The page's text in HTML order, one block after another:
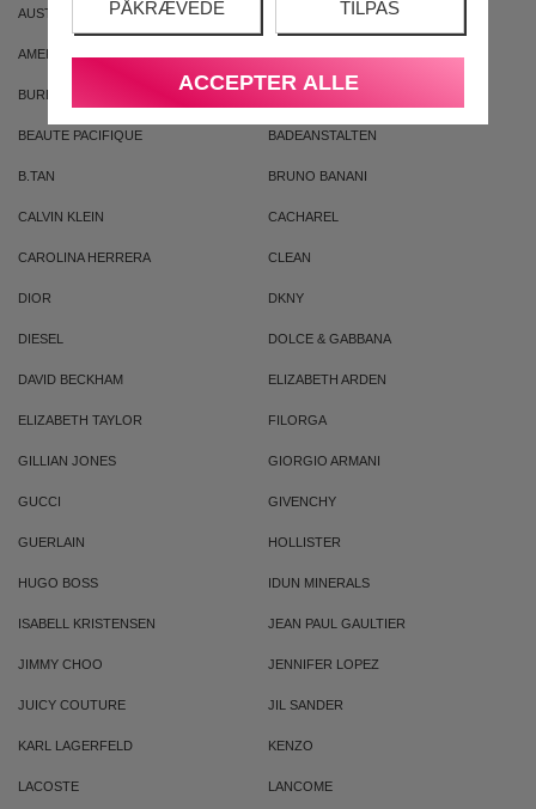
PÅKRÆVEDE TILPAS
ACCEPTER ALLE
AUSTRALIAN GOLD AUSTRALIAN BODYCARE
AMERICAN CREW
BURBERRY BVLGARI
BEAUTE PACIFIQUE BADEANSTALTEN
B.TAN BRUNO BANANI
CALVIN KLEIN CACHAREL
CAROLINA HERRERA CLEAN
DIOR DKNY
DIESEL DOLCE & GABBANA
DAVID BECKHAM ELIZABETH ARDEN
ELIZABETH TAYLOR FILORGA
GILLIAN JONES GIORGIO ARMANI
GUCCI GIVENCHY
GUERLAIN HOLLISTER
HUGO BOSS IDUN MINERALS
ISABELL KRISTENSEN JEAN PAUL GAULTIER
JIMMY CHOO JENNIFER LOPEZ
JUICY COUTURE JIL SANDER
KARL LAGERFELD KENZO
LACOSTE LANCOME